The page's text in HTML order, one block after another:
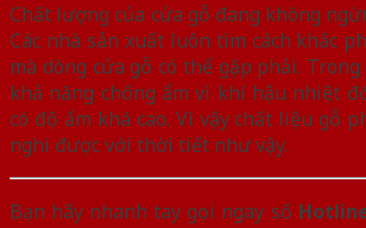
Chất lượng của cửa gỗ đang không
Các nhà sản xuất luôn tìm cách khắc
mà dòng cửa gỗ có thể gặp phải.
khả năng chống ẩm vì khí hậu nhiệt
có độ ẩm khá cao. Vì vậy chất liệu gỗ
nghi được với thời tiết như vậy.
Bạn hãy nhanh tay gọi ngay số